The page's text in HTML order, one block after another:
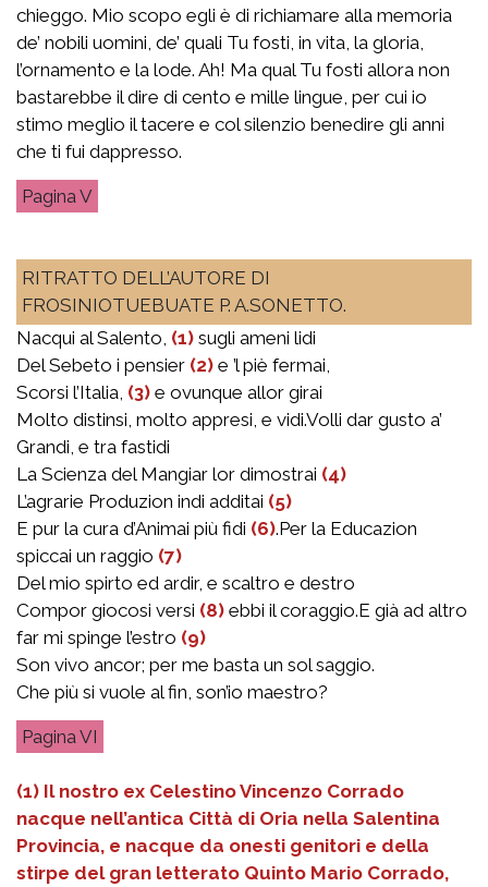
chieggo. Mio scopo egli è di richiamare alla memoria
de’ nobili uomini, de’ quali Tu fosti, in vita, la gloria,
l’ornamento e la lode. Ah! Ma qual Tu fosti allora non
bastarebbe il dire di cento e mille lingue, per cui io
stimo meglio il tacere e col silenzio benedire gli anni
che ti fui dappresso.
V
RITRATTO DELL’AUTORE DI
FROSINIOTUEBUATE P. A.SONETTO.
Nacqui al Salento, (1) sugli ameni lidi
Del Sebeto i pensier (2) e ’l piè fermai,
Scorsi l’Italia, (3) e ovunque allor girai
Molto distinsi, molto appresi, e vidi.Volli dar gusto a’
Grandi, e tra fastidi
La Scienza del Mangiar lor dimostrai (4)
L’agrarie Produzion indi additai (5)
E pur la cura d’Animai più fidi (6).Per la Educazion
spiccai un raggio (7)
Del mio spirto ed ardir, e scaltro e destro
Compor giocosi versi (8) ebbi il coraggio.E già ad altro
far mi spinge l’estro (9)
Son vivo ancor; per me basta un sol saggio.
Che più si vuole al fin, son’io maestro?
VI
(1) Il nostro ex Celestino Vincenzo Corrado
nacque nell’antica Città di Oria nella Salentina
Provincia, e nacque da onesti genitori e della
stirpe del gran letterato Quinto Mario Corrado,